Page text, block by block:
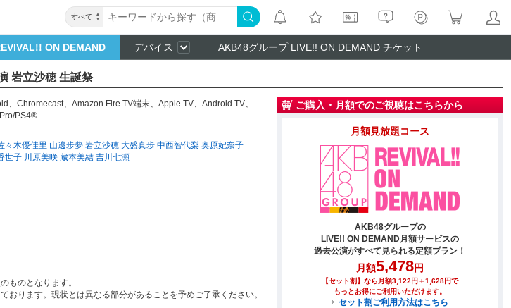
すべて
ON DEMAND デバイス AKB48グループ LIVE!! ON DEMAND チケット
岩立沙穂 生誕祭
、 Chromecast、 Amazon Fire TV端末、 Apple TV、 Android TV、
PS4®
々木優佳里 山邊歩夢 岩立沙穂 大盛真歩 中西智代梨 奥原妃奈子
世子 川原美咲 蔵本美結 吉川七瀬
ものとなります。
ります。現状とは異なる部分があることを予めご了承ください。
ご購入・月額でのご視聴はこちらから
月額見放題コース
AKB48グループの
LIVE!! ON DEMAND月額サービスの
過去公演がすべて見られる定額プラン！
月額5,478円
【セット割】なら月額3,122円＋1,628円で
もっとお得にご利用いただけます。
セット割ご利用方法はこちら